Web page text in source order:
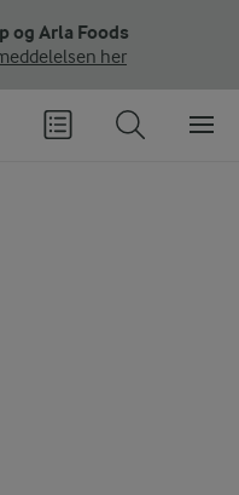
og Arla Foods
her